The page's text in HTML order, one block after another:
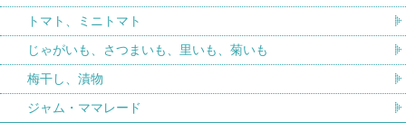
トマト、ミニトマト
じゃがいも、さつまいも、里いも、菊いも
梅干し、漬物
ジャム・ママレード